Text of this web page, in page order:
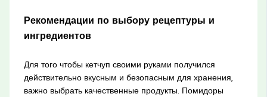
Рекомендации по выбору рецептуры и
ингредиентов
Для того чтобы кетчуп своими руками получился
действительно вкусным и безопасным для хранения,
важно выбрать качественные продукты. Помидоры